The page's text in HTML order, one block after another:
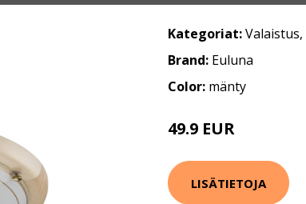
Kategoriat:Valaistus,
Brand: Euluna
Color: mänty
49.9 EUR
LISÄTIETOJA